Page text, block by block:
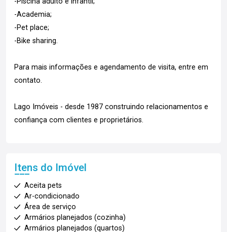
-Academia;
-Pet place;
-Bike sharing.
Para mais informações e agendamento de visita, entre em
contato.
Lago Imóveis - desde 1987 construindo relacionamentos e
confiança com clientes e proprietários.
Itens do Imóvel
Aceita pets
Ar-condicionado
Área de serviço
Armários planejados (cozinha)
Armários planejados (quartos)